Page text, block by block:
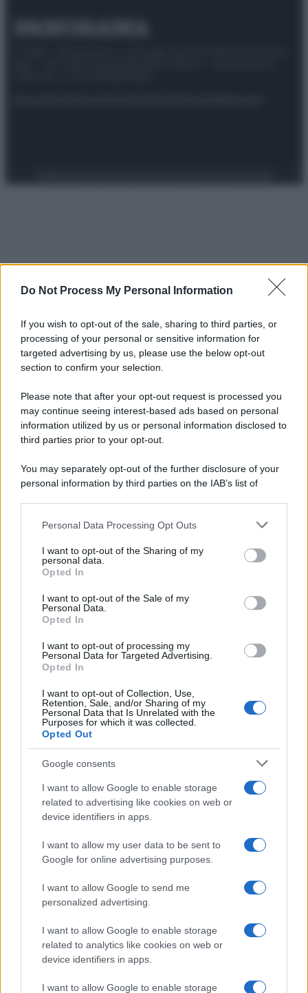
Do Not Process My Personal Information
If you wish to opt-out of the sale, sharing to third parties, or
processing of your personal or sensitive information for
targeted advertising by us, please use the below opt-out
section to confirm your selection.
Please note that after your opt-out request is processed you
may continue seeing interest-based ads based on personal
information utilized by us or personal information disclosed to
third parties prior to your opt-out.
You may separately opt-out of the further disclosure of your
personal information by third parties on the IAB’s list of
This information may also be disclosed by us to third parties
disclose it to other third parties.
Please note that this website/app uses one or more Google
services and may gather and store information including but
not limited to your visit or usage behaviour. You may click to
grant or deny consent to Google and its third-party tags to
consent section.
Personal Data Processing Opt Outs
I want to opt-out of the Sharing of my
personal data.
Opted In
I want to opt-out of the Sale of my
Personal Data.
Opted In
I want to opt-out of processing my
Personal Data for Targeted Advertising.
Opted In
I want to opt-out of Collection, Use,
Retention, Sale, and/or Sharing of my
Personal Data that Is Unrelated with the
Purposes for which it was collected.
Opted Out
Google consents
I want to allow Google to enable storage
related to advertising like cookies on web or
device identifiers in apps.
I want to allow my user data to be sent to
Google for online advertising purposes.
I want to allow Google to send me
personalized advertising.
I want to allow Google to enable storage
related to analytics like cookies on web or
device identifiers in apps.
I want to allow Google to enable storage